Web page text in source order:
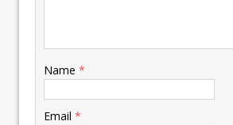
Name *
Email *